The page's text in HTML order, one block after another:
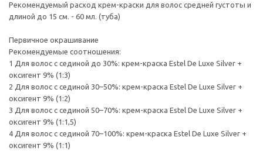
Рекомендуемый расход крем-краски для волос средней густоты и
длиной до 15 см. - 60 мл. (туба)
Первичное окрашивание
Рекомендуемые соотношения:
1 Для волос с сединой до 30%: крем-краска Estel De Luxe Silver +
оксигент 9% (1:3)
2 Для волос с сединой 30–50%: крем-краска Estel De Luxe Silver +
оксигент 9% (1:2)
3 Для волос с сединой 50–70%: крем-краска Estel De Luxe Silver +
оксигент 9% (1:1,5)
4 Для волос с сединой 70–100%: крем-краска Estel De Luxe Silver +
оксигент 9% (1:1)